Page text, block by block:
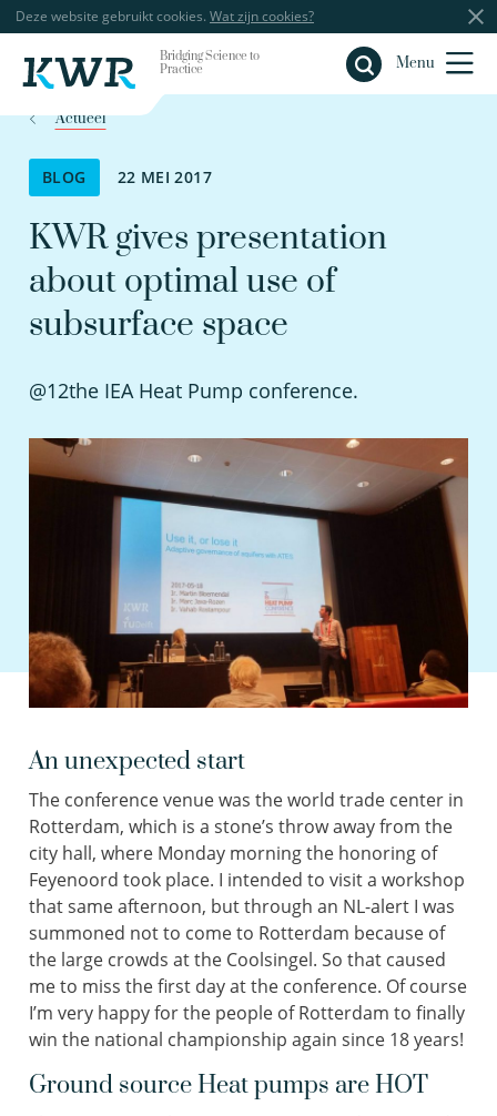
Deze website gebruikt cookies. Wat zijn cookies?
Bridging Science to
Practice
Menu
Sluiten
Actueel
BLOG 22 MEI 2017
KWR gives presentation
about optimal use of
subsurface space
@12the IEA Heat Pump conference.
An unexpected start
The conference venue was the world trade center in
Rotterdam, which is a stone’s throw away from the
city hall, where Monday morning the honoring of
Feyenoord took place. I intended to visit a workshop
that same afternoon, but through an NL-alert I was
summoned not to come to Rotterdam because of
the large crowds at the Coolsingel. So that caused
me to miss the first day at the conference. Of course
I’m very happy for the people of Rotterdam to finally
win the national championship again since 18 years!
Ground source Heat pumps are HOT